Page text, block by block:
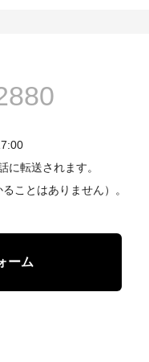
に転送されます。
ことはありません）。
ーム